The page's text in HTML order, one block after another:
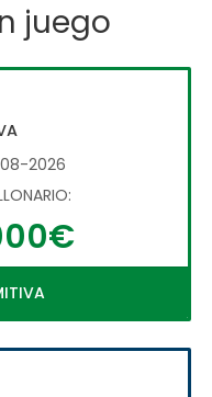
juego
2026